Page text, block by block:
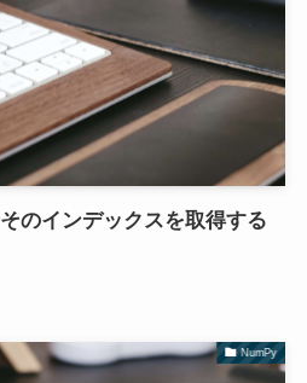
のインデックスを取得する
NumPy